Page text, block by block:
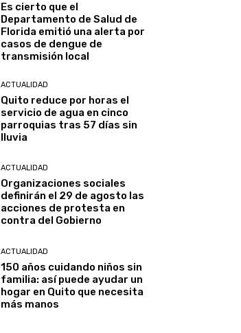
Es cierto que el
Departamento de Salud de
Florida emitió una alerta por
casos de dengue de
transmisión local
ACTUALIDAD
Quito reduce por horas el
servicio de agua en cinco
parroquias tras 57 días sin
lluvia
ACTUALIDAD
Organizaciones sociales
definirán el 29 de agosto las
acciones de protesta en
contra del Gobierno
ACTUALIDAD
150 años cuidando niños sin
familia: así puede ayudar un
hogar en Quito que necesita
más manos